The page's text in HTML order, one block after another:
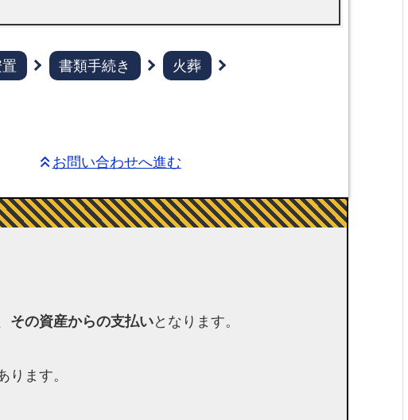
書類手続き
火葬
keyboard_double_arrow_upお問い合わせへ進む
その資産からの支払いとなります。
ります。